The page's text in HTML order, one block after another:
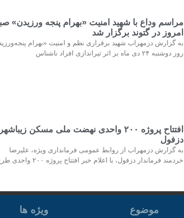
مراسم وداع با شهید امنیت «بهرام پنجه ورزیدن»
امروز در گتوند برگزار شد
به گزارش دزمهراب شهید برقراری نظم و امنیت «بهرام
روز دوشنبه ۲۴ دی ماه بر اثر تیراندازی افراد ناشناس
افتتاح پروژه ۲۰۰ واحدی نهضت ملی مسکن
دزفول
به گزارش دزمهراب از روابط عمومی فرمانداری ویژه، علیرضا
خردمند فرماندار دزفول، با اعلام خبر افتتاح پروژه ۲۰۰ واحدی طرح
موضوع ویژه ها